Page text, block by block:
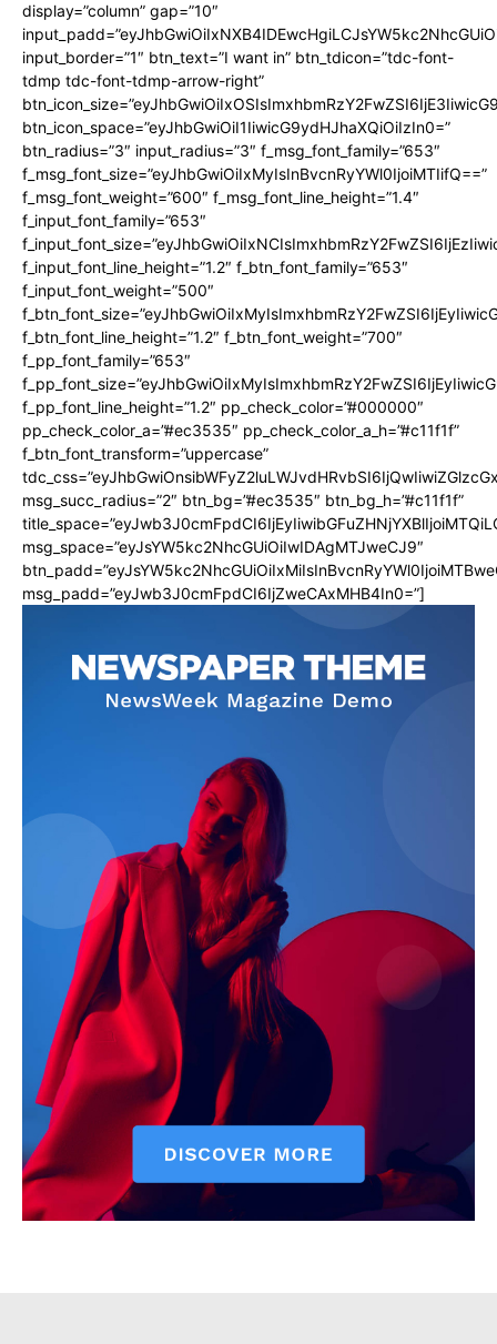
display=”column” gap=”10″
input_border=”1″ btn_text=”I want in” btn_tdicon=”tdc-font-
tdmp tdc-font-tdmp-arrow-right”
btn_icon_space=”eyJhbGwiOiI1IiwicG9ydHJhaXQiOiIzIn0=”
btn_radius=”3″ input_radius=”3″ f_msg_font_family=”653″
f_msg_font_size=”eyJhbGwiOiIxMyIsInBvcnRyYWl0IjoiMTIifQ==”
f_msg_font_weight=”600″ f_msg_font_line_height=”1.4″
f_input_font_family=”653″
f_input_font_line_height=”1.2″ f_btn_font_family=”653″
f_input_font_weight=”500″
f_btn_font_line_height=”1.2″ f_btn_font_weight=”700″
f_pp_font_family=”653″
f_pp_font_line_height=”1.2″ pp_check_color=”#000000″
pp_check_color_a=”#ec3535″ pp_check_color_a_h=”#c11f1f”
f_btn_font_transform=”uppercase”
msg_succ_radius=”2″ btn_bg=”#ec3535″ btn_bg_h=”#c11f1f”
msg_space=”eyJsYW5kc2NhcGUiOiIwIDAgMTJweCJ9″
msg_padd=”eyJwb3J0cmFpdCI6IjZweCAxMHB4In0=”]